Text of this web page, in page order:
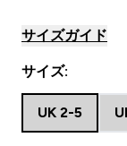
サイズガイド
サイズ:
UK 2-5